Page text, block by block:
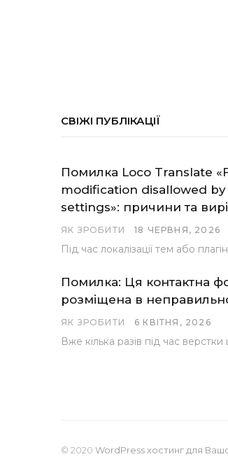
СВІЖІ ПУБЛІКАЦІЇ
Помилка Loco Translate
modification disallowed
settings»: причини та
ЯК ЗРОБИТИ 18 ЧЕРВНЯ, 2026
Помилка: Ця контактна
розміщена в
ЯК ЗРОБИТИ 6 КВІТНЯ, 2026
© 2020 WordPress хостинг для